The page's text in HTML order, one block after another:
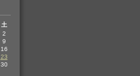
土
2
9
16
23
30